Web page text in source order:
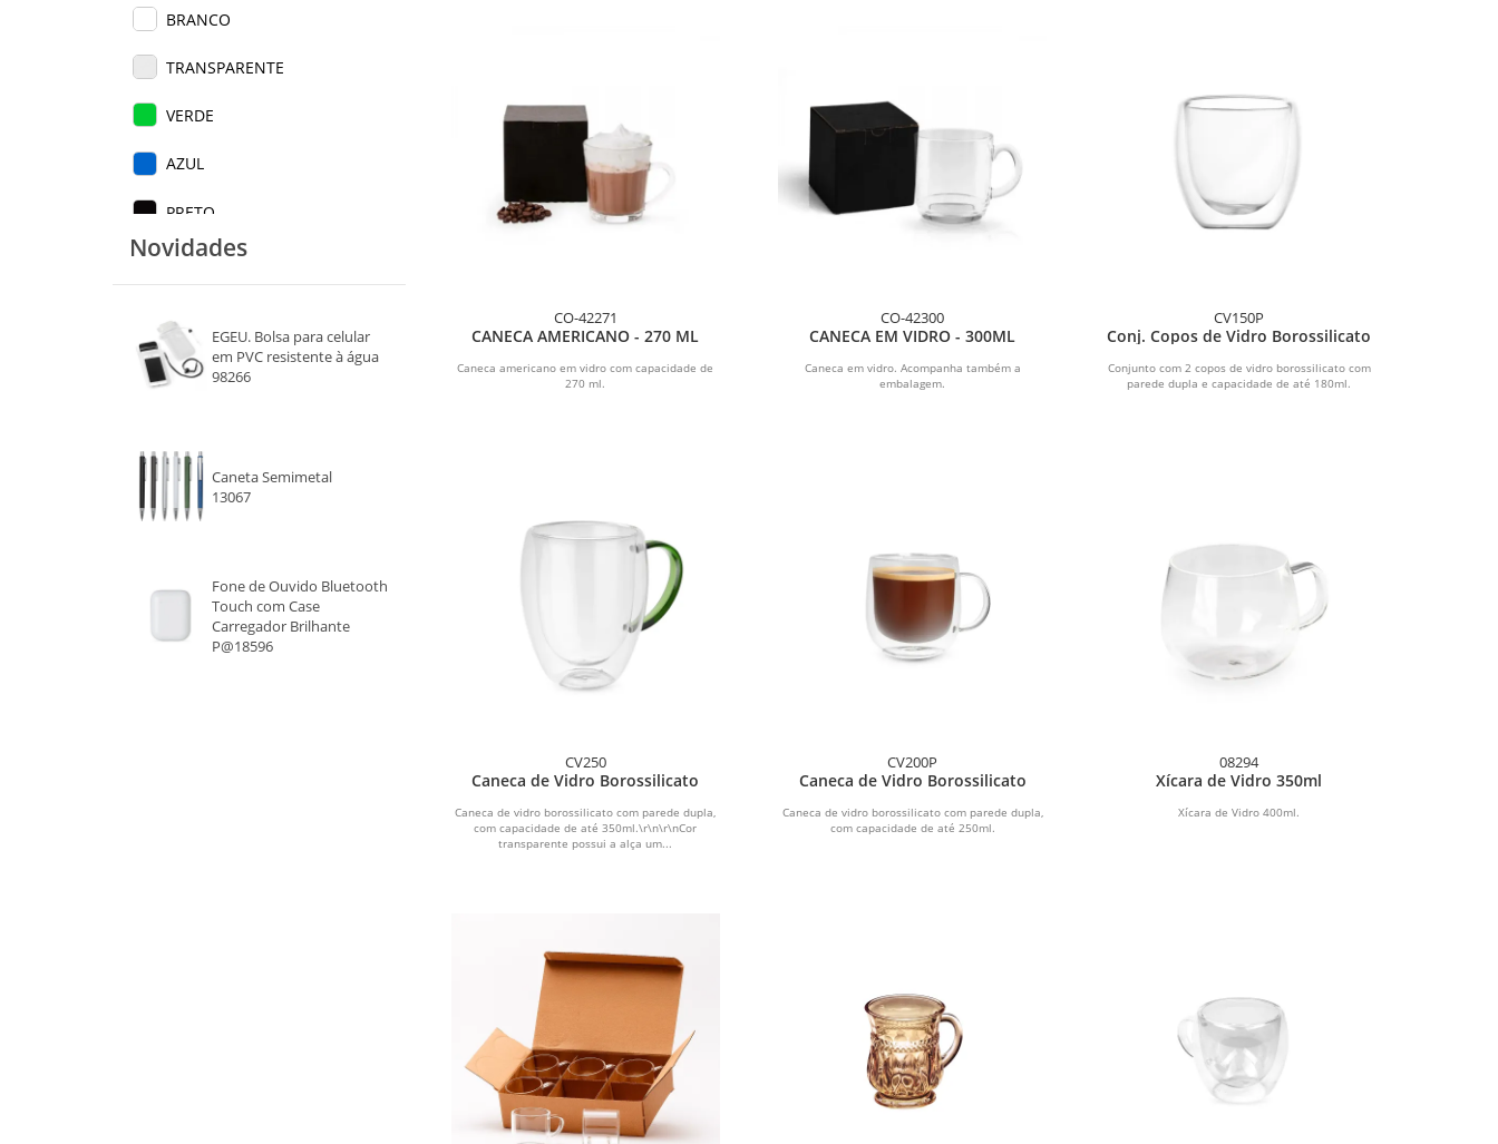
BRANCO
TRANSPARENTE
VERDE
AZUL
PRETO
MARROM
ROXO
VERDE ESCURO
Novidades
EGEU. Bolsa para celular
em PVC resistente à água
98266
Caneta Semimetal
13067
Fone de Ouvido Bluetooth
Touch com Case
Carregador Brilhante
P@18596
CO-42271
CANECA AMERICANO - 270 ML
Caneca americano em vidro com capacidade de
270 ml.
CO-42300
CANECA EM VIDRO - 300ML
Caneca em vidro. Acompanha também a
embalagem.
CV150P
Conj. Copos de Vidro Borossilicato
Conjunto com 2 copos de vidro borossilicato com
parede dupla e capacidade de até 180ml.
CV250
Caneca de Vidro Borossilicato
Caneca de vidro borossilicato com parede dupla,
com capacidade de até 350ml.\r\n\r\nCor
transparente possui a alça um...
CV200P
Caneca de Vidro Borossilicato
Caneca de vidro borossilicato com parede dupla,
com capacidade de até 250ml.
08294
Xícara de Vidro 350ml
Xícara de Vidro 400ml.